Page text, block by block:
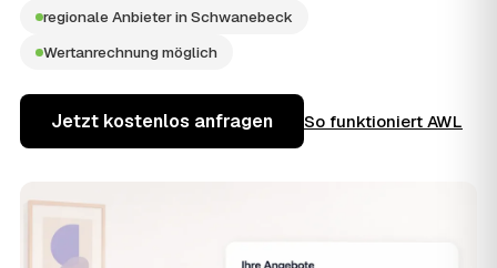
regionale Anbieter in Schwanebeck
Wertanrechnung möglich
Jetzt kostenlos anfragen So funktioniert AWL